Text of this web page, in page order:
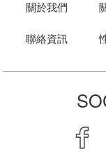
關於我們
聯絡資訊